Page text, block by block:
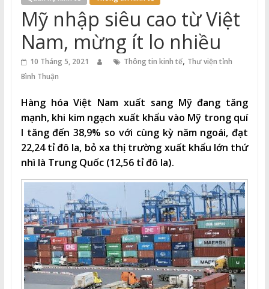
Thuận
Cổng
Vào
Tri
Thức
Mỹ nhập siêu cao từ Việt
Nam, mừng ít lo nhiều
10 Tháng 5, 2021 Thông tin kinh tế, Thư viện tỉnh
Bình Thuận
Hàng hóa Việt Nam xuất sang Mỹ đang tăng
mạnh, khi kim ngạch xuất khẩu vào Mỹ trong quí
I tăng đến 38,9% so với cùng kỳ năm ngoái, đạt
22,24 tỉ đô la, bỏ xa thị trường xuất khẩu lớn thứ
nhì là Trung Quốc (12,56 tỉ đô la).